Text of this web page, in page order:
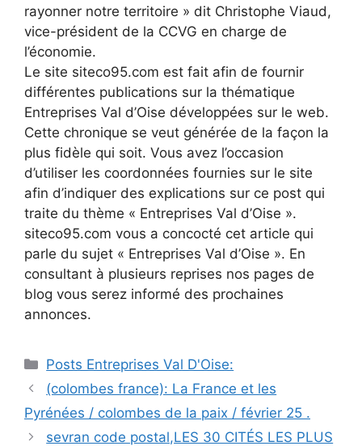
rayonner notre territoire » dit Christophe Viaud,
vice-président de la CCVG en charge de
l’économie.
Le site siteco95.com est fait afin de fournir
différentes publications sur la thématique
Entreprises Val d’Oise développées sur le web.
Cette chronique se veut générée de la façon la
plus fidèle qui soit. Vous avez l’occasion
d’utiliser les coordonnées fournies sur le site
afin d’indiquer des explications sur ce post qui
traite du thème « Entreprises Val d’Oise ».
siteco95.com vous a concocté cet article qui
parle du sujet « Entreprises Val d’Oise ». En
consultant à plusieurs reprises nos pages de
blog vous serez informé des prochaines
annonces.
Catégories
Posts Entreprises Val D'Oise:
Navigation
des
articles
(colombes france): La France et les
Pyrénées / colombes de la paix / février 25 .
sevran code postal,LES 30 CITÉS LES PLUS